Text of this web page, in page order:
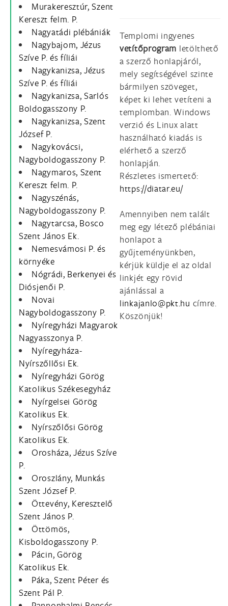
Murakeresztúr, Szent
Kereszt felm. P.
Nagyatádi plébániák
Nagybajom, Jézus
Szíve P. és fíliái
Nagykanizsa, Jézus
Szíve P. és fíliái
Nagykanizsa, Sarlós
Boldogasszony P.
Nagykanizsa, Szent
József P.
Nagykovácsi,
Nagyboldogasszony P.
Nagymaros, Szent
Kereszt felm. P.
Nagyszénás,
Nagyboldogasszony P.
Nagytarcsa, Bosco
Szent János Ek.
Nemesvámosi P. és
környéke
Nógrádi, Berkenyei és
Diósjenői P.
Novai
Nagyboldogasszony P.
Nyíregyházi Magyarok
Nagyasszonya P.
Nyíregyháza-
Nyírszőllősi Ek.
Nyíregyházi Görög
Katolikus Székesegyház
Nyírgelsei Görög
Katolikus Ek.
Nyírszőlősi Görög
Katolikus Ek.
Orosháza, Jézus Szíve
P.
Oroszlány, Munkás
Szent József P.
Öttevény, Keresztelő
Szent János P.
Öttömös,
Kisboldogasszony P.
Pácin, Görög
Katolikus Ek.
Páka, Szent Péter és
Szent Pál P.
Templomi ingyenes
vetítőprogram letölthető
a szerző honlapjáról,
mely segítségével szinte
bármilyen szöveget,
képet ki lehet vetíteni a
templomban. Windows
verzió és Linux alatt
használható kiadás is
elérhető a szerző
honlapján.
Részletes ismertető:
https://diatar.eu/
Amennyiben nem talált
meg egy létező plébániai
honlapot a
gyűjteményünkben,
kérjük küldje el az oldal
linkjét egy rövid
ajánlással a
címre.
Köszönjük!